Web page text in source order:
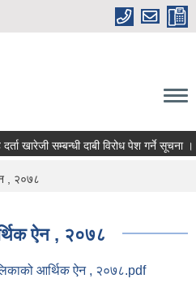
खारेजी सम्बन्धी दाबी विरोध पेश गर्ने सूचना ।
, २०७८
ऐन , २०७८
आर्थिक ऐन , २०७८.pdf